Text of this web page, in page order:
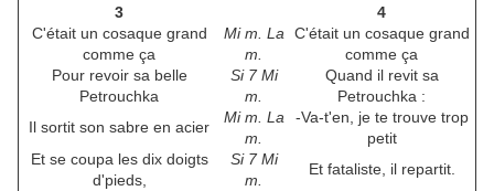
3
4
C'était un cosaque grand
comme ça
Mi m. La
m.
C'était un cosaque grand
comme ça
Pour revoir sa belle
Petrouchka
Si 7 Mi
m.
Quand il revit sa
Petrouchka :
Il sortit son sabre en acier
Mi m. La
m.
-Va-t'en, je te trouve trop
petit
Et se coupa les dix doigts
d'pieds,
Si 7 Mi
m.
Et fataliste, il repartit.